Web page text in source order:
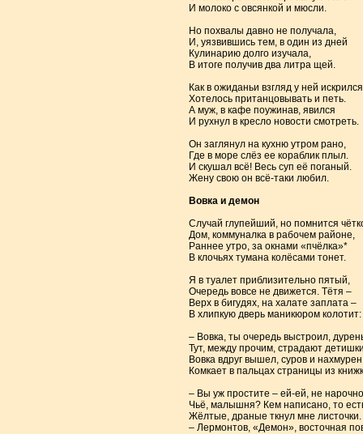
И молоко с овсянкой и мюсли.
Но похвалы давно не получала,
И, уязвившись тем, в один из дней
Кулинарию долго изучала,
В итоге получив два литра щей.
Как в ожиданьи взгляд у ней
Хотелось пританцовывать и петь.
А муж, в кафе поужинав, явился
И рухнул в кресло новости смотреть.
Он заглянул на кухню утром рано,
Где в море слёз ее кораблик плыл.
И скушал всё! Весь суп её поганый.
Жену свою он всё-таки любил.
Вовка и демон
Случай глупейший, но помнится
Дом, коммуналка в рабочем районе,
Раннее утро, за окнами «пчёлка»*
В клочьях тумана колёсами тонет.
Я в туалет приблизительно пятый,
Очередь вовсе не движется. Тётя –
Верх в бигудях, на халате заплата –
В хлипкую дверь маникюром колотит:
– Вовка, ты очередь выстроил,
Тут, между прочим, страдают
Вовка вдруг вышел, суров и нахмурен,
Комкает в пальцах страницы из
– Вы уж простите – ей-ей, не
Чьё, малышня? Кем написано, то
Жёлтые, драные ткнул мне листочки.
– Лермонтов, «Демон», восточная